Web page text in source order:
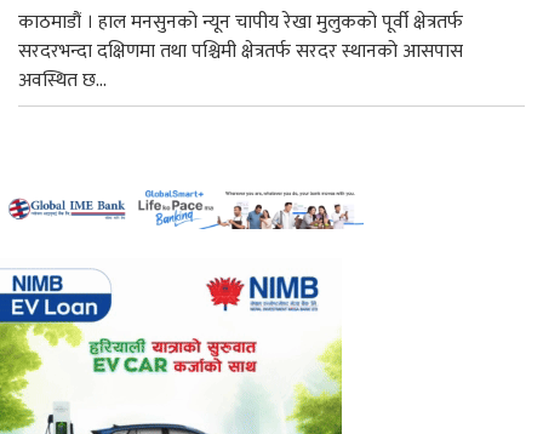
काठमाडौं । हाल मनसुनको न्यून चापीय रेखा मुलुकको पूर्वी क्षेत्रतर्फ
सरदरभन्दा दक्षिणमा तथा पश्चिमी क्षेत्रतर्फ सरदर स्थानको आसपास
अवस्थित छ...